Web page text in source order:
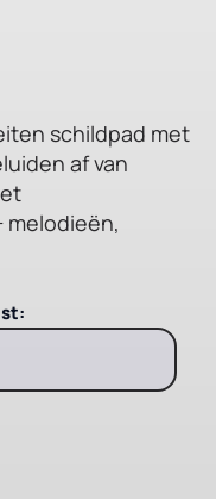
schildpad met
af van